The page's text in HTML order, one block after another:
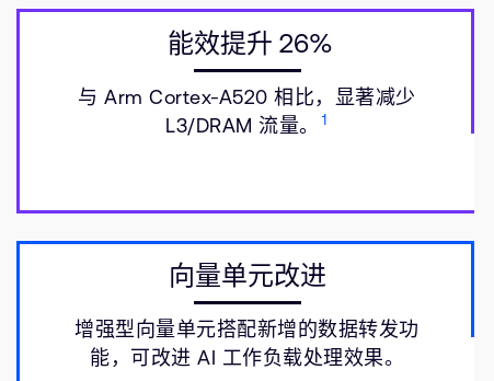
能效提升 26%
与 Arm Cortex-A520 相比，显著减少
L3/DRAM 流量。
1
向量单元改进
增强型向量单元搭配新增的数据转发功
能，可改进 AI 工作负载处理效果。